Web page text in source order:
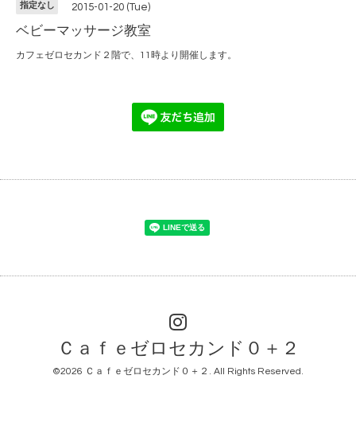
指定なし 2015-01-20 (Tue)
ベビーマッサージ教室
カフェゼロセカンド２階で、11時より開催します。
Ｃａｆｅゼロセカンド０＋２
©2026 Ｃａｆｅゼロセカンド０＋２ . All Rights Reserved.